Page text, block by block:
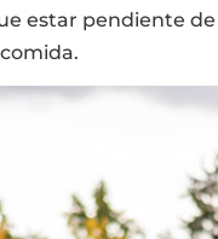
estar pendiente